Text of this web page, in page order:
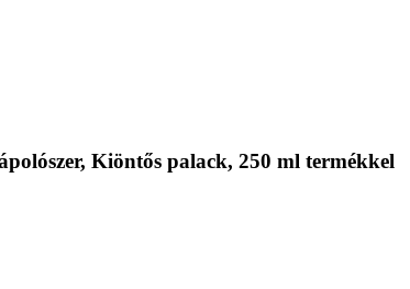
Kiöntős palack, 250 ml termékkel